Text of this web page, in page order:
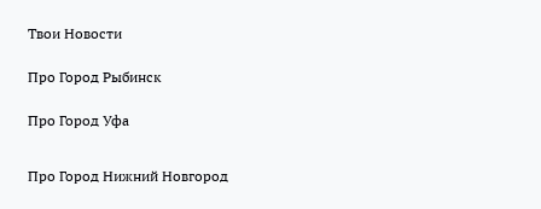
Твои Новости
Про Город Рыбинск
Про Город Уфа
Про Город Нижний Новгород